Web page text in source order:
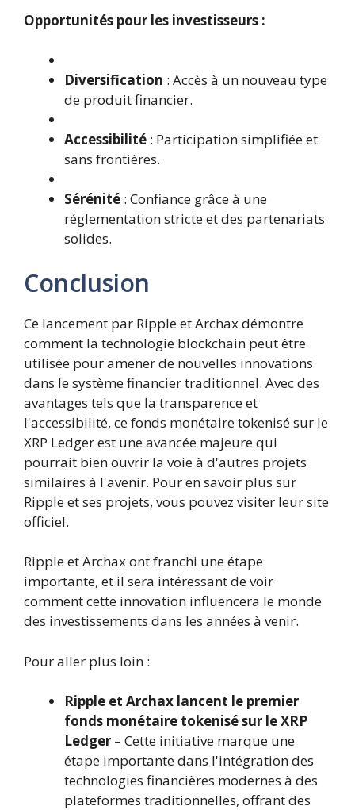
Opportunités pour les investisseurs :
Diversification : Accès à un nouveau type
de produit financier.
Accessibilité : Participation simplifiée et
sans frontières.
Sérénité : Confiance grâce à une
réglementation stricte et des partenariats
solides.
Conclusion
Ce lancement par Ripple et Archax démontre
comment la technologie blockchain peut être
utilisée pour amener de nouvelles innovations
dans le système financier traditionnel. Avec des
avantages tels que la transparence et
l'accessibilité, ce fonds monétaire tokenisé sur le
XRP Ledger est une avancée majeure qui
pourrait bien ouvrir la voie à d'autres projets
similaires à l'avenir. Pour en savoir plus sur
Ripple et ses projets, vous pouvez visiter leur site
officiel.
Ripple et Archax ont franchi une étape
importante, et il sera intéressant de voir
comment cette innovation influencera le monde
des investissements dans les années à venir.
Pour aller plus loin :
Ripple et Archax lancent le premier
fonds monétaire tokenisé sur le XRP
Ledger – Cette initiative marque une
étape importante dans l'intégration des
technologies financières modernes à des
plateformes traditionnelles, offrant des